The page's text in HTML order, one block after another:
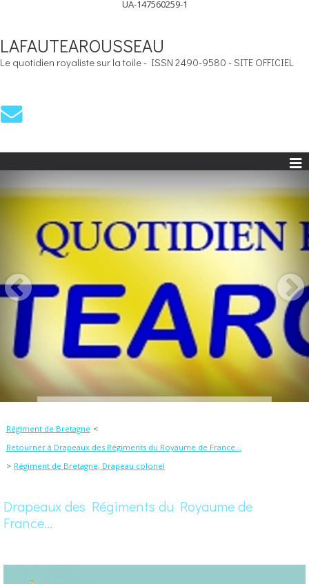
UA-147560259-1
LAFAUTEAROUSSEAU
Le quotidien royaliste sur la toile - ISSN 2490-9580 - SITE OFFICIEL
Régiment de Bretagne
Retourner à Drapeaux des Régiments du Royaume de France...
Régiment de Bretagne, Drapeau colonel
Drapeaux des Régiments du Royaume de
France...